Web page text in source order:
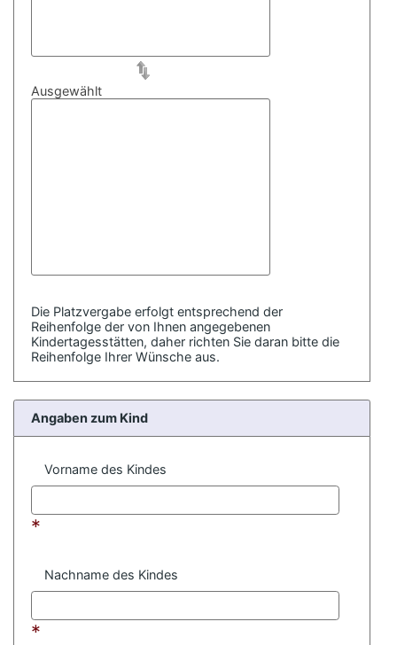
Ausgewählt
Die Platzvergabe erfolgt entsprechend der
Reihenfolge der von Ihnen angegebenen
Kindertagesstätten, daher richten Sie daran bitte die
Reihenfolge Ihrer Wünsche aus.
Angaben zum Kind
Vorname des Kindes
*
Nachname des Kindes
*